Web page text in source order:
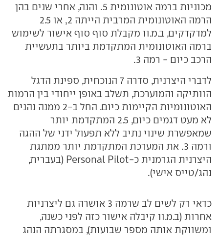
מכוניות ברמה אוטונומית 5. והנה, אחרי שנים בהן
הרמה האוטונומית המרבית הייתה 2, או 2.5
למדקדקים, ב.מ.וו מקבלת סוף סוף אישור לשימוש
ברמה האוטונומית המתקדמת ביותר בתעשיית
הרכב כיום - רמה 3.
לדברי היצרנית, סדרה 7 הנוכחית, ספינת הדגל
הוותיקה והמוערכת, תשלב באופן ייחודי בין הרמות
האוטונומיות הקיימות כיום. החל ב-2 ממנה נהנים
לא מעט דגמים כיום, 2.5 המתקדמת יותר
שמאפשרת שינוי נתיב ללא תפעול ידני של ההגה
ורמה 3. את המערכת המתקדמת יותר ממתגת
היצרנית הגרמנית כ-Personal Pilot (בעברית,
נהג/טייס אישי).
כדאי רק לשים לב שרמה 3 אושרה גם ליצרניות
אחרות (ב.מ.וו קיבלה אישור כזה לפני כשנה,
ומשווקת אותה מספר שבועות), במסגרתה הנהג